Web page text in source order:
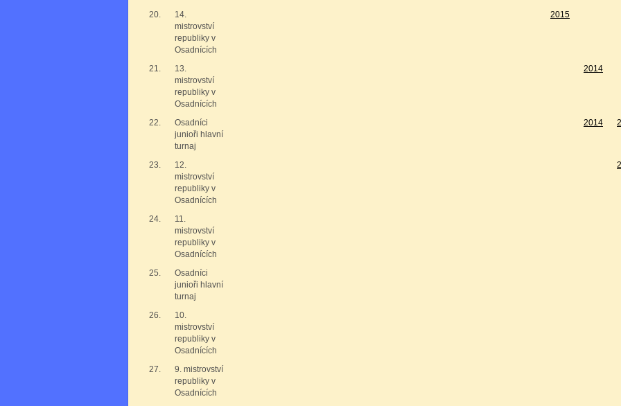
20.
14.
mistrovství
republiky v
Osadnících
2015
21.
13.
mistrovství
republiky v
Osadnících
2014
22.
Osadníci
junioři hlavní
turnaj
2014
23.
12.
mistrovství
republiky v
Osadnících
24.
11.
mistrovství
republiky v
Osadnících
25.
Osadníci
junioři hlavní
turnaj
26.
10.
mistrovství
republiky v
Osadnících
27.
9. mistrovství
republiky v
Osadnících